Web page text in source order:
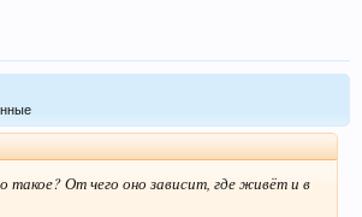
такое? От чего оно зависит, где живёт и в